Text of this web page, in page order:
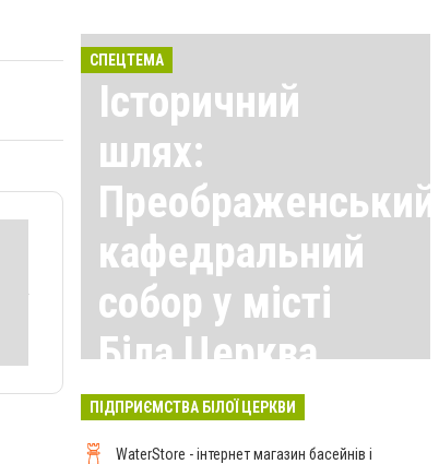
СПЕЦТЕМА
Історичний
шлях:
Преображенський
кафедральний
собор у місті
Біла Церква
Всі матеріали тут
ПІДПРИЄМСТВА БІЛОЇ ЦЕРКВИ
WaterStore - інтернет магазин басейнів і